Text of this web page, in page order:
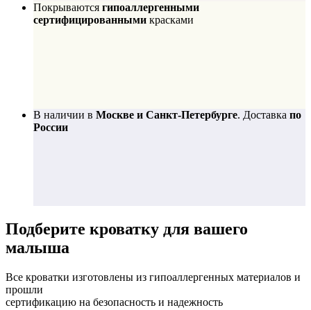
Покрываются гипоаллергенными
сертифицированными красками
В наличии в Москве и Санкт-Петербурге. Доставка по
России
Подберите кроватку для вашего
малыша
Все кроватки изготовлены из гипоаллергенных материалов и
прошли
сертификацию на безопасность и надежность